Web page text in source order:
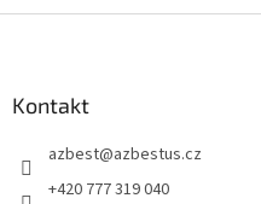
Kontakt
azbest@azbestus.cz
+420 777 319 040